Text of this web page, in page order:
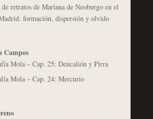
retratos de Mariana de Neoburgo en el
formación, dispersión y olvido
Campos
Mola – Cap. 25: Deucalión y Pirra
Mola – Cap. 24: Mercurio